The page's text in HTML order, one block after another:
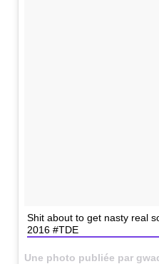
Shit about to get nasty real
2016 #TDE